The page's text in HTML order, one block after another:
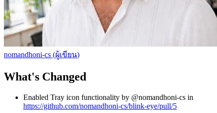
nomandhoni-cs (ผู้เขียน)
What's Changed
Enabled Tray icon functionality by @nomandhoni-cs in
https://github.com/nomandhoni-cs/blink-eye/pull/5